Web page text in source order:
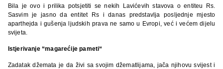
Bila je ovo i prilika potsjetiti se nekih Lavićevih stavova o entiteu Rs.
Sasvim je jasno da entitet Rs i danas predstavlja posljednje mjesto
aparthejda i gušenja ljudskih prava ne samo u Evropi, već i većem dijelu
svijeta.
Istjerivanje“magarećije pameti“
Zadatak džemata je da živi sa svojim džematlijama, jača njihovu svijest i